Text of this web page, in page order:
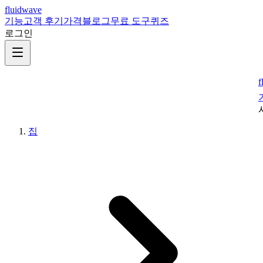
fluidwave
기능고객 후기 가격블로그무료 도구퀴즈
로그인
집